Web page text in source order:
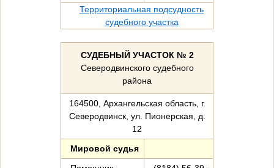
Территориальная подсудность
судебного участка
СУДЕБНЫЙ УЧАСТОК № 2
Северодвинского судебного
района
164500, Архангельская область, г.
Северодвинск, ул. Пионерская, д.
12
Мировой судья